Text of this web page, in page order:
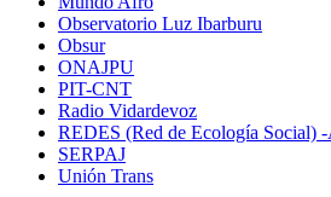
Observatorio Luz Ibarburu
Obsur
ONAJPU
PIT-CNT
Radio Vidardevoz
REDES (Red de Ecología Social)
SERPAJ
Unión Trans